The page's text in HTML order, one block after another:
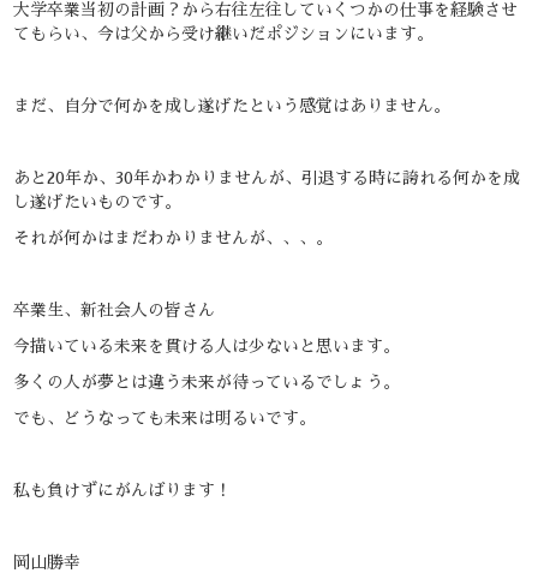
大学卒業当初の計画？から右往左往していくつかの仕事を経験させ
てもらい、今は父から受け継いだポジションにいます。
まだ、自分で何かを成し遂げたという感覚はありません。
あと20年か、30年かわかりませんが、引退する時に誇れる何かを成
し遂げたいものです。
それが何かはまだわかりませんが、、、。
卒業生、新社会人の皆さん
今描いている未来を貫ける人は少ないと思います。
多くの人が夢とは違う未来が待っているでしょう。
でも、どうなっても未来は明るいです。
私も負けずにがんばります！
岡山勝幸